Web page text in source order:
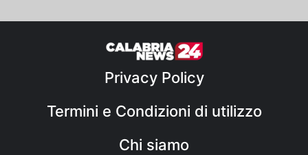
Privacy Policy
Termini e Condizioni di utilizzo
Chi siamo